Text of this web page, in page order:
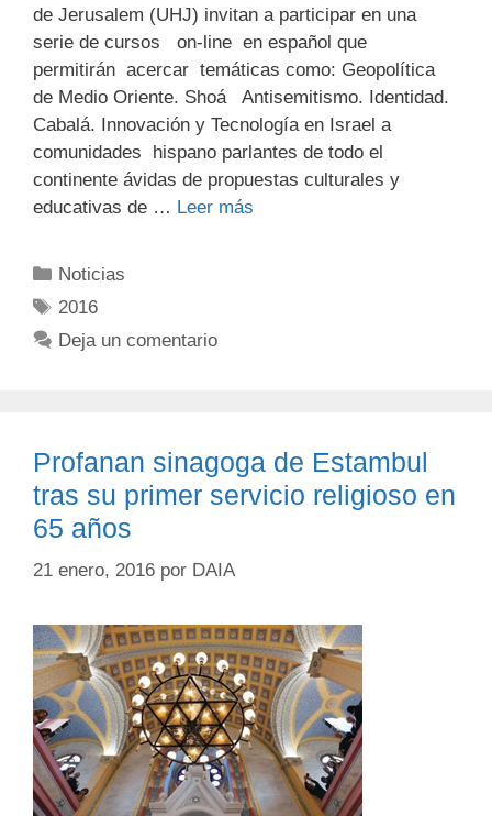
de Jerusalem (UHJ) invitan a participar en una
serie de cursos on-line en español que
permitirán acercar temáticas como: Geopolítica
de Medio Oriente. Shoá Antisemitismo. Identidad.
Cabalá. Innovación y Tecnología en Israel a
comunidades hispano parlantes de todo el
continente ávidas de propuestas culturales y
educativas de … Leer más
Noticias
2016
Deja un comentario
Profanan sinagoga de Estambul
tras su primer servicio religioso en
65 años
21 enero, 2016 por DAIA